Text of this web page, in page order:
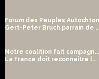
Forum des Peuples
Gert-Peter Bruch parrain de
Notre coalition fait campagn...
La France doit reconnaître l...